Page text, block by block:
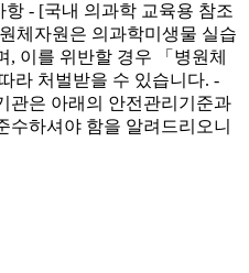
- [국내 의과학 교육용 참조
체자원은 의과학미생물 실습
, 이를 위반할 경우 「병원체
라 처벌받을 수 있습니다. -
관은 아래의 안전관리기준과
수하셔야 함을 알려드리오니